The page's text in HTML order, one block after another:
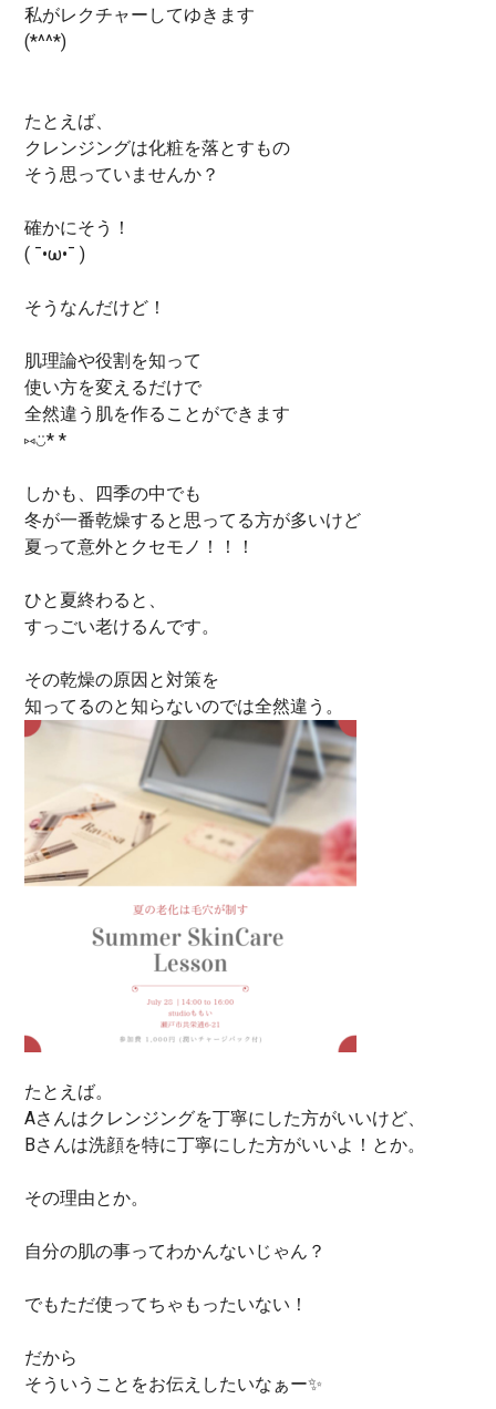
私がレクチャーしてゆきます
(*^^*)
たとえば、
クレンジングは化粧を落とすもの
そう思っていませんか？
確かにそう！
( ¯•ω•¯ )
そうなんだけど！
肌理論や役割を知って
使い方を変えるだけで
全然違う肌を作ることができます
⑅︎◡̈︎* *
しかも、四季の中でも
冬が一番乾燥すると思ってる方が多いけど
夏って意外とクセモノ！！！
ひと夏終わると、
すっごい老けるんです。
その乾燥の原因と対策を
知ってるのと知らないのでは全然違う。
たとえば。
Aさんはクレンジングを丁寧にした方がいいけど、
Bさんは洗顔を特に丁寧にした方がいいよ！とか。
その理由とか。
自分の肌の事ってわかんないじゃん？
でもただ使ってちゃもったいない！
だから
そういうことをお伝えしたいなぁー✨